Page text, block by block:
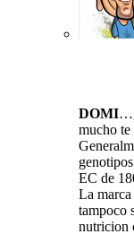
DOMI
mucho te
EC de
La
tampoco
nutricion